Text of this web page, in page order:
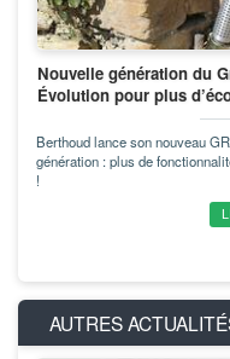
Nouvelle génération du
Évolution pour plus
Berthoud lance son nouveau
génération : plus de
!
AUTRES